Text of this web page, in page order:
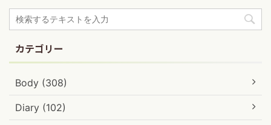
カテゴリー
Body (308)
Diary (102)